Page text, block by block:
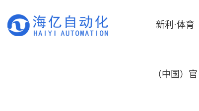
新利·体育
（中国）官